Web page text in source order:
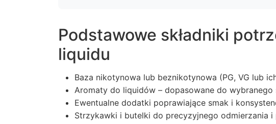
Podstawowe składniki
liquidu
Baza nikotynowa lub beznikotynowa (PG, VG lub
Aromaty do liquidów – dopasowane do wybranego
Ewentualne dodatki poprawiające smak i
Strzykawki i butelki do precyzyjnego odmierzania i